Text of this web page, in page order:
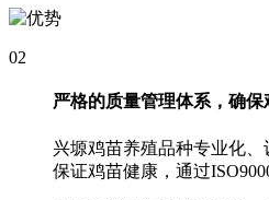
02
严格的质量管理体系，确
兴塬鸡苗养殖品种专业化、
保证鸡苗健康，通过